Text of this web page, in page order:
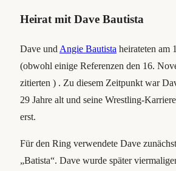
Heirat mit Dave Bautista
Dave und Angie Bautista heirateten am
(obwohl einige Referenzen den 16.
zitierten ) . Zu diesem Zeitpunkt war
29 Jahre alt und seine Wrestling-
erst.
Für den Ring verwendete Dave
„Batista“. Dave wurde später